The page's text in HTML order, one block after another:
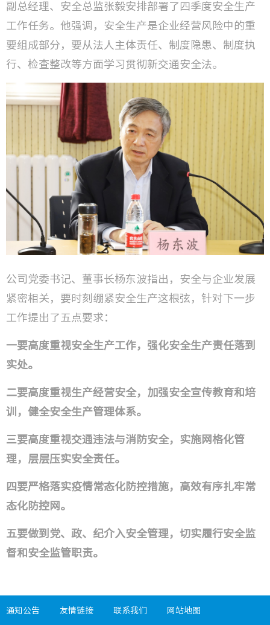
副总经理、安全总监张毅安排部署了四季度安全生产
工作任务。他强调，安全生产是企业经营风险中的重
要组成部分，要从法人主体责任、制度隐患、制度执
行、检查整改等方面学习贯彻新交通安全法。
公司党委书记、董事长杨东波指出，安全与企业发展
紧密相关，要时刻绷紧安全生产这根弦，针对下一步
工作提出了五点要求：
一要高度重视安全生产工作，强化安全生产责任落到
实处。
二要高度重视生产经营安全，加强安全宣传教育和培
训，健全安全生产管理体系。
三要高度重视交通违法与消防安全，实施网格化管
理，层层压实安全责任。
四要严格落实疫情常态化防控措施，高效有序扎牢常
态化防控网。
五要做到党、政、纪介入安全管理，切实履行安全监
督和安全监管职责。
通知公告 友情链接 联系我们 网站地图